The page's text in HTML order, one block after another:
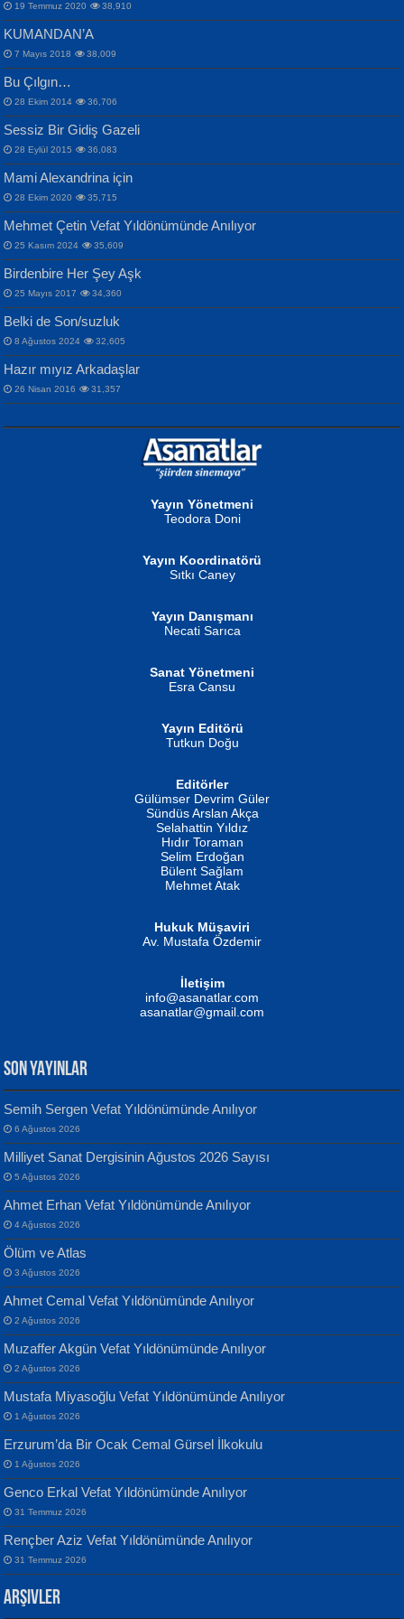
İPEK ACAR SERT
Gazze’nin Şecaati, Ümmetin İmtihanı...
MAHMUT GÜRBÜZ
İbrahim Olmak ve Bitirebilmek...
NURAN KÖSE BAYDAR
İSMAİL OKUTAN
Erkeklerin Kahrolması Ne Demektir
MUSTAFA KELOĞLU
Yarına İz Bırakmak...
ATİLLA ÖZEN
Sultan Olmadan Önce Eyüp...
EKREM KARABABA
Selahattin Yıldız
İdrakimle Üşürken...
Songül Özel
Mahzen...
Ben Deniz Değilim ki...
Evvel Zaman Tanrıçası...
Yılmaz Ekinci
Geceye Söylenen...
Banu Sancak
Defterimden İçeri...
İsmail Aydos
İnkisar...
ERDEM BAYAZIT
Sana, Bana, Vatanıma, Ülkemin
İnsanlarına Dair...
NAZIM HİKMET RAN
Bir Cezaevinde, Tecritteki Adamın
Mektupları...
19 Temmuz 2020 38,910
KUMANDAN’A
7 Mayıs 2018 38,009
Bu Çılgın…
28 Ekim 2014 36,706
Sessiz Bir Gidiş Gazeli
28 Eylül 2015 36,083
Mami Alexandrina için
28 Ekim 2020 35,715
Mehmet Çetin Vefat Yıldönümünde Anılıyor
25 Kasım 2024 35,609
Birdenbire Her Şey Aşk
25 Mayıs 2017 34,360
Belki de Son/suzluk
8 Ağustos 2024 32,605
Hazır mıyız Arkadaşlar
26 Nisan 2016 31,357
Yayın Yönetmeni
Teodora Doni
Yayın Koordinatörü
Sıtkı Caney
Yayın Danışmanı
Necati Sarıca
Sanat Yönetmeni
Esra Cansu
Yayın Editörü
Tutkun Doğu
Editörler
Gülümser Devrim Güler
Sündüs Arslan Akça
Selahattin Yıldız
Hıdır Toraman
Selim Erdoğan
Bülent Sağlam
Mehmet Atak
Hukuk Müşaviri
Av. Mustafa Özdemir
İletişim
info@asanatlar.com
asanatlar@gmail.com
SON YAYINLAR
Semih Sergen Vefat Yıldönümünde Anılıyor
6 Ağustos 2026
Milliyet Sanat Dergisinin Ağustos 2026 Sayısı
5 Ağustos 2026
Ahmet Erhan Vefat Yıldönümünde Anılıyor
4 Ağustos 2026
Ölüm ve Atlas
3 Ağustos 2026
Ahmet Cemal Vefat Yıldönümünde Anılıyor
2 Ağustos 2026
Muzaffer Akgün Vefat Yıldönümünde Anılıyor
2 Ağustos 2026
Mustafa Miyasoğlu Vefat Yıldönümünde Anılıyor
1 Ağustos 2026
Erzurum’da Bir Ocak Cemal Gürsel İlkokulu
1 Ağustos 2026
Genco Erkal Vefat Yıldönümünde Anılıyor
31 Temmuz 2026
Rençber Aziz Vefat Yıldönümünde Anılıyor
31 Temmuz 2026
Arşivler